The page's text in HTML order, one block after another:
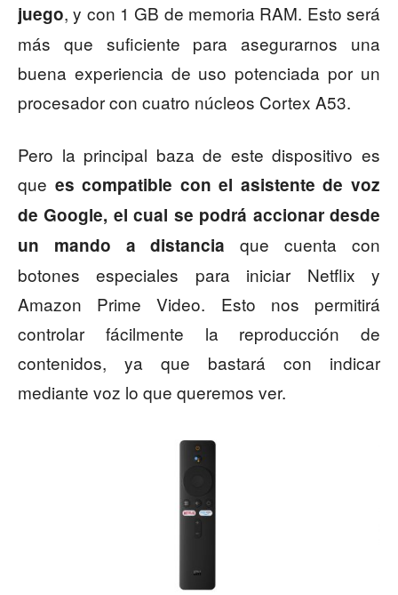
juego, y con 1 GB de memoria RAM. Esto será
más que suficiente para asegurarnos una
buena experiencia de uso potenciada por un
procesador con cuatro núcleos Cortex A53.
Pero la principal baza de este dispositivo es
que es compatible con el asistente de voz
de Google, el cual se podrá accionar desde
un mando a distancia que cuenta con
botones especiales para iniciar Netflix y
Amazon Prime Video. Esto nos permitirá
controlar fácilmente la reproducción de
contenidos, ya que bastará con indicar
mediante voz lo que queremos ver.